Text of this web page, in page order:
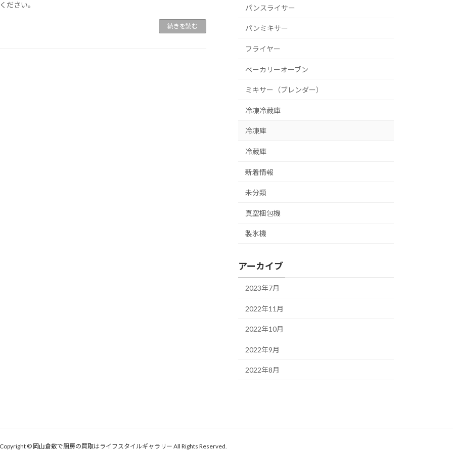
ださい。
続きを読む
パンスライサー
パンミキサー
フライヤー
ベーカリーオーブン
ミキサー（ブレンダー）
冷凍冷蔵庫
冷凍庫
冷蔵庫
新着情報
未分類
真空梱包機
製氷機
アーカイブ
2023年7月
2022年11月
2022年10月
2022年9月
2022年8月
Copyright © 岡山倉敷で厨房の買取はライフスタイルギャラリー All Rights Reserved.